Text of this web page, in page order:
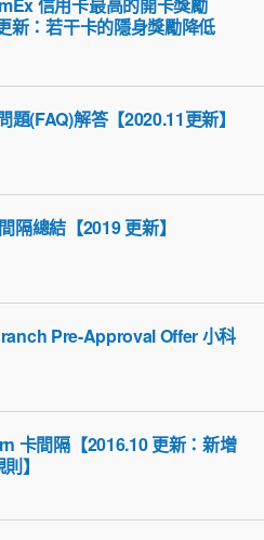
新：若干卡的隱身獎勵降低
題(FAQ)解答【2020.11更新】
隔總結【2019 更新】
Pre-Approval Offer 小科
卡間隔【2016.10 更新：新增
】